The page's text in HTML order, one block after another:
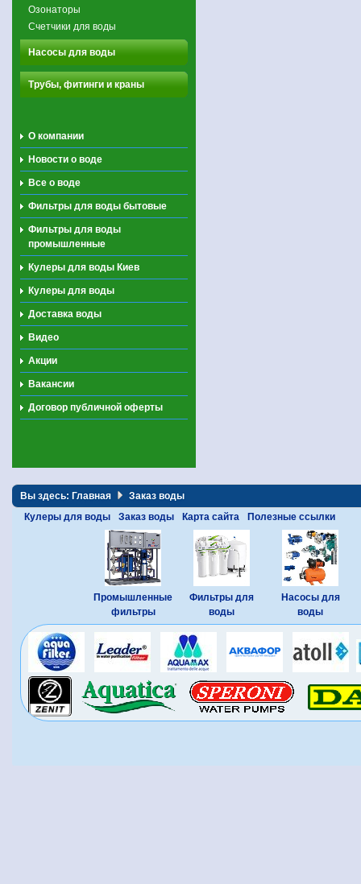
Озонаторы
Счетчики для воды
Насосы для воды
Трубы, фитинги и краны
О компании
Новости о воде
Все о воде
Фильтры для воды бытовые
Фильтры для воды
промышленные
Кулеры для воды Киев
Кулеры для воды
Доставка воды
Видео
Акции
Вакансии
Договор публичной оферты
Вы здесь: Главная
Заказ воды
Кулеры для воды
Заказ воды Карта сайта Полезные ссылки
Промышленные
фильтры
Фильтры для
воды
Насосы для
воды